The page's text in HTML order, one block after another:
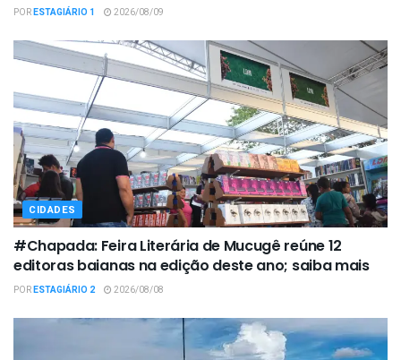
PORESTAGIÁRIO 1 2026/08/09
CIDADES
#Chapada: Feira Literária de Mucugê reúne 12
editoras baianas na edição deste ano; saiba mais
PORESTAGIÁRIO 2 2026/08/08